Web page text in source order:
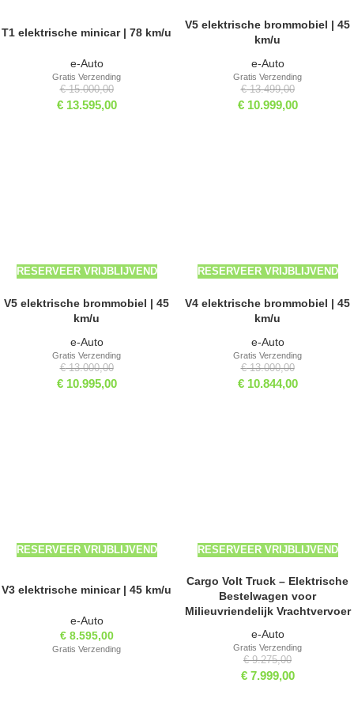
T1 elektrische minicar | 78 km/u
e-Auto
€15.000,00
€13.595,00
Gratis Verzending
V5 elektrische brommobiel | 45
km/u
e-Auto
€13.499,00
€10.999,00
Gratis Verzending
RESERVEER VRIJBLIJVEND
V5 elektrische brommobiel | 45
km/u
e-Auto
€13.000,00
€10.995,00
Gratis Verzending
RESERVEER VRIJBLIJVEND
V4 elektrische brommobiel | 45
km/u
e-Auto
€13.000,00
€10.844,00
Gratis Verzending
RESERVEER VRIJBLIJVEND
V3 elektrische minicar | 45 km/u
e-Auto
€8.595,00
Gratis Verzending
RESERVEER VRIJBLIJVEND
Cargo Volt Truck – Elektrische
Bestelwagen voor
Milieuvriendelijk Vrachtvervoer
e-Auto
€9.275,00
€7.999,00
Gratis Verzending